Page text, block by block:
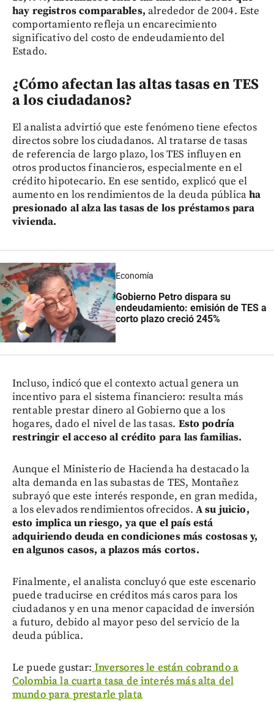
hay registros comparables,alrededor de 2004. Este
comportamiento refleja un encarecimiento
significativo del costo de endeudamiento del
Estado.
¿Cómo afectan las altas tasas en TES
a los ciudadanos?
El analista advirtió que este fenómeno tiene efectos
directos sobre los ciudadanos. Al tratarse de tasas
de referencia de largo plazo, los TES influyen en
otros productos financieros, especialmente en el
crédito hipotecario. En ese sentido, explicó que el
aumento en los rendimientos de la deuda públicaha
presionado al alza las tasas de los préstamos para
vivienda.
Economía
Gobierno Petro dispara su
endeudamiento: emisión de TES a
corto plazo creció 245%
Incluso, indicó que el contexto actual genera un
incentivo para el sistema financiero: resulta más
rentable prestar dinero al Gobierno que a los
hogares, dado el nivel de las tasas. Esto podría
restringir el acceso al crédito para las familias.
Aunque el Ministerio de Hacienda ha destacado la
alta demanda en las subastas de TES, Montañez
subrayó que este interés responde, en gran medida,
a los elevados rendimientos ofrecidos. A su juicio,
esto implica un riesgo, ya que el país está
adquiriendo deuda en condiciones más costosas y,
en algunos casos, a plazos más cortos.
Finalmente, el analista concluyó que este escenario
puede traducirse en créditos más caros para los
ciudadanos y en una menor capacidad de inversión
a futuro, debido al mayor peso del servicio de la
deuda pública.
Le puede gustar: Inversores le están cobrando a
Colombia la cuarta tasa de interés más alta del
mundo para prestarle plata